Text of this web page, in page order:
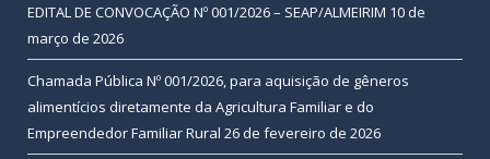
EDITAL DE CONVOCAÇÃO Nº 001/2026 – SEAP/ALMEIRIM 10 de
março de 2026
Chamada Pública Nº 001/2026, para aquisição de gêneros
alimentícios diretamente da Agricultura Familiar e do
Empreendedor Familiar Rural 26 de fevereiro de 2026